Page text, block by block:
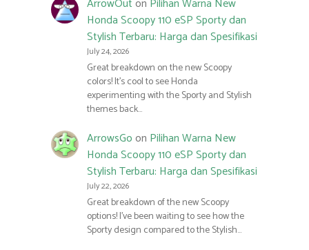
Honda Scoopy 110 eSP Sporty dan
Stylish Terbaru: Harga dan Spesifikasi
July 24, 2026
Great breakdown on the new Scoopy
colors! It’s cool to see Honda
experimenting with the Sporty and Stylish
themes back…
ArrowsGoon Pilihan Warna New
Honda Scoopy 110 eSP Sporty dan
Stylish Terbaru: Harga dan Spesifikasi
July 22, 2026
Great breakdown of the new Scoopy
options! I’ve been waiting to see how the
Sporty design compared to the Stylish…